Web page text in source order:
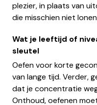
plezier, in plaats van
die misschien niet
Wat je leeftijd of
sleutel
Oefen voor korte
van lange tijd. Verder,
dat je concentratie
Onthoud, oefenen